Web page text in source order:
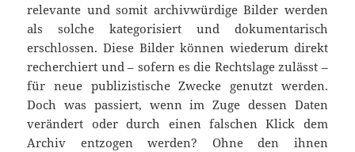
relevante und somit archivwürdige Bilder werden
als solche kategorisiert und dokumentarisch
erschlossen. Diese Bilder können wiederum direkt
recherchiert und – sofern es die Rechtslage zulässt –
für neue publizistische Zwecke genutzt werden.
Doch was passiert, wenn im Zuge dessen Daten
verändert oder durch einen falschen Klick dem
Archiv entzogen werden? Ohne den ihnen